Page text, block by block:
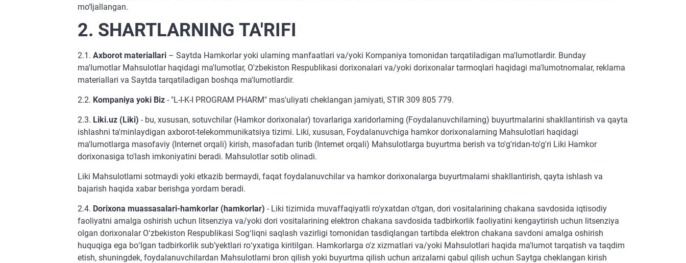
mo‘ljallangan.
2. SHARTLARNING TA'RIFI
2.1. Axborot materiallari – Saytda Hamkorlar yoki ularning manfaatlari va/yoki Kompaniya tomonidan tarqatiladigan ma'lumotlardir. Bunday
ma'lumotlar Mahsulotlar haqidagi ma'lumotlar, O'zbekiston Respublikasi dorixonalari va/yoki dorixonalar tarmoqlari haqidagi ma'lumotnomalar, reklama
materiallari va Saytda tarqatiladigan boshqa ma'lumotlardir.
2.2. Kompaniya yoki Biz - "L-I-K-I PROGRAM PHARM" mas'uliyati cheklangan jamiyati, STIR 309 805 779.
2.3. Liki.uz (Liki) - bu, xususan, sotuvchilar (Hamkor dorixonalar) tovarlariga xaridorlarning (Foydalanuvchilarning) buyurtmalarini shakllantirish va qayta
ishlashni ta'minlaydigan axborot-telekommunikatsiya tizimi. Liki, xususan, Foydalanuvchiga hamkor dorixonalarning Mahsulotlari haqidagi
ma'lumotlarga masofaviy (Internet orqali) kirish, masofadan turib (Internet orqali) Mahsulotlarga buyurtma berish va to'g'ridan-to'g'ri Liki Hamkor
dorixonasiga to'lash imkoniyatini beradi. Mahsulotlar sotib olinadi.
Liki Mahsulotlarni sotmaydi yoki etkazib bermaydi, faqat foydalanuvchilar va hamkor dorixonalarga buyurtmalarni shakllantirish, qayta ishlash va
bajarish haqida xabar berishga yordam beradi.
2.4. Dorixona muassasalari-hamkorlar (hamkorlar) - Liki tizimida muvaffaqiyatli ro'yxatdan o'tgan, dori vositalarining chakana savdosida iqtisodiy
faoliyatni amalga oshirish uchun litsenziya va/yoki dori vositalarining elektron chakana savdosida tadbirkorlik faoliyatini kengaytirish uchun litsenziya
olgan dorixonalar Oʻzbekiston Respublikasi Sogʻliqni saqlash vazirligi tomonidan tasdiqlangan tartibda elektron chakana savdoni amalga oshirish
huquqiga ega boʻlgan tadbirkorlik subʼyektlari roʻyxatiga kiritilgan. Hamkorlarga o'z xizmatlari va/yoki Mahsulotlari haqida ma'lumot tarqatish va taqdim
etish, shuningdek, foydalanuvchilardan Mahsulotlarni bron qilish yoki buyurtma qilish uchun arizalarni qabul qilish uchun Saytga cheklangan kirish